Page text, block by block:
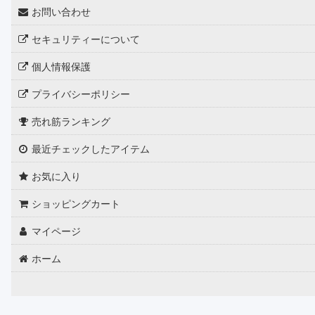
お問い合わせ
セキュリティーについて
個人情報保護
プライバシーポリシー
売れ筋ランキング
最近チェックしたアイテム
お気に入り
ショッピングカート
マイページ
ホーム